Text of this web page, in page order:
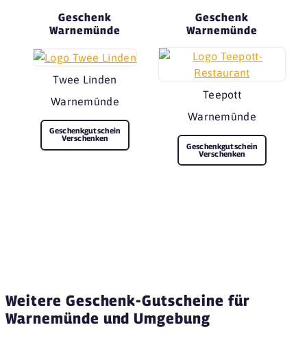
Geschenk
Warnemünde
Twee Linden
Warnemünde
Geschenkgutschein
Verschenken
Geschenk
Warnemünde
Teepott
Warnemünde
Geschenkgutschein
Verschenken
Weitere Geschenk-Gutscheine für
Warnemünde und Umgebung